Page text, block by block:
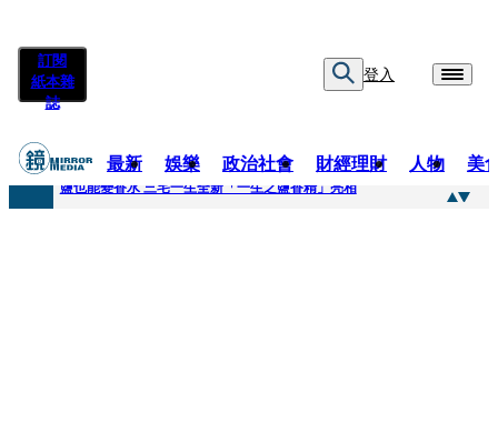
訂閱
紙本雜
誌
登入
最新 娛樂 政治社會 財經理財 人物 美
快訊
鹽也能變香水 三宅一生全新「一生之鹽香精」亮相